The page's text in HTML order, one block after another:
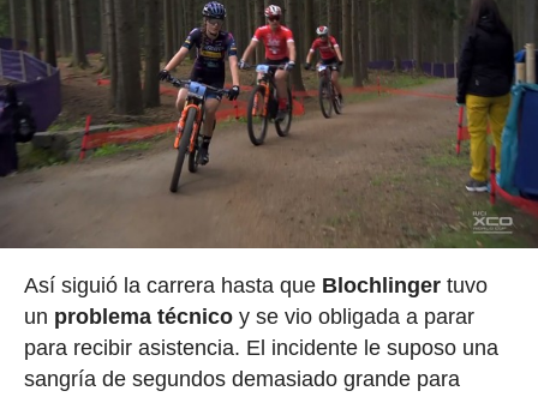
Así siguió la carrera hasta que Blochlingertuvo
un problema técnicoy se vio obligada a parar
para recibir asistencia. El incidente le suposo una
sangría de segundos demasiado grande para